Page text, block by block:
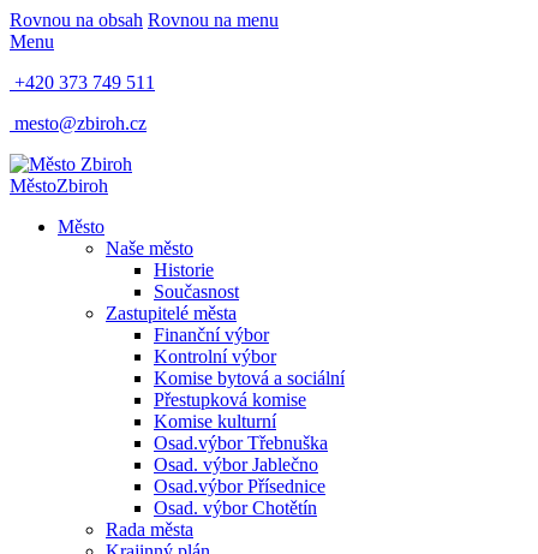
Rovnou na obsah Rovnou na menu
Menu
+420 373 749 511
mesto@zbiroh.cz
MěstoZbiroh
Město
Naše město
Historie
Současnost
Zastupitelé města
Finanční výbor
Kontrolní výbor
Komise bytová a sociální
Přestupková komise
Komise kulturní
Osad.výbor Třebnuška
Osad. výbor Jablečno
Osad.výbor Přísednice
Osad. výbor Chotětín
Rada města